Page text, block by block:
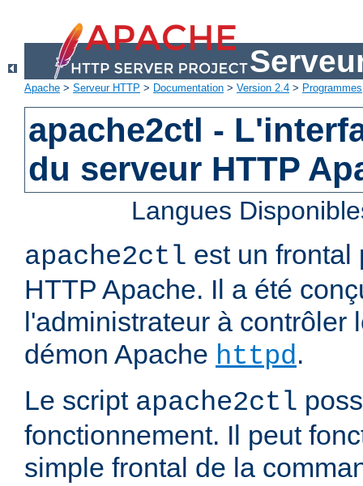
Apache > Serveur HTTP > Documentation > Version 2.4 > Programmes
apache2ctl -
du serveur HTTP
Langues
apache2ctl est un frontal
HTTP Apache. Il a été
l'administrateur à contrôler
démon Apache httpd.
Le script apache2ctl
fonctionnement. Il peut
simple frontal de la